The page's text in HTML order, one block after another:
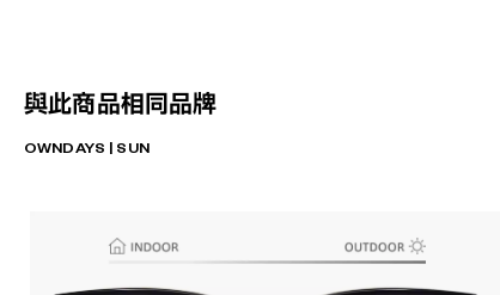
與此商品相同品牌
OWNDAYS | SUN